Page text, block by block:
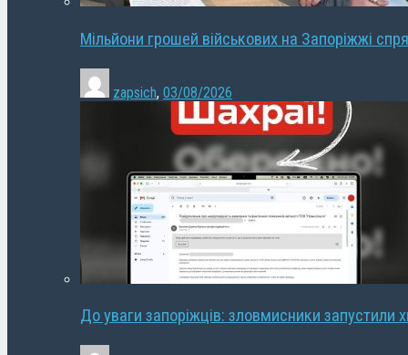
Мільйони грошей військових на Запоріжжі
zapsich, 03/08/2026
До уваги запоріжців: зловмисники запустили